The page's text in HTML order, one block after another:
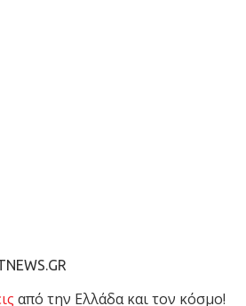
από την Ελλάδα και τον κόσμο!